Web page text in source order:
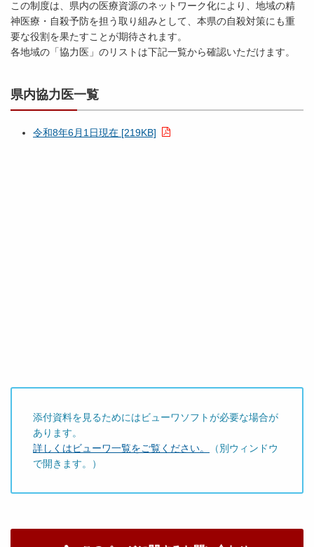
この制度は、県内の医療資源のネットワーク化により、地域の精
神医療・自殺予防を担う取り組みとして、本県の自殺対策にも重
要な役割を果たすことが期待されます。
各地域の「協力医」のリストは下記一覧から確認いただけます。
県内協力医一覧
令和8年6月1日現在 [219KB]
添付資料を見るためにはビューワソフトが必要な場合が
あります。
詳しくはビューワ一覧をご覧ください。
（別ウィンドウ
で開きます。）